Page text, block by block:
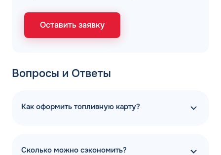
Оставить заявку
Вопросы и Ответы
Как оформить топливную карту?
Сколько можно сэкономить?